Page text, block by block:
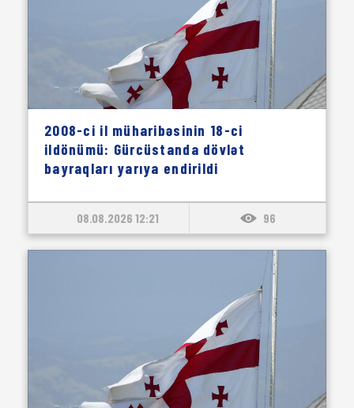
2008-ci il müharibəsinin 18-ci
ildönümü: Gürcüstanda dövlət
bayraqları yarıya endirildi
08.08.2026 12:21 96